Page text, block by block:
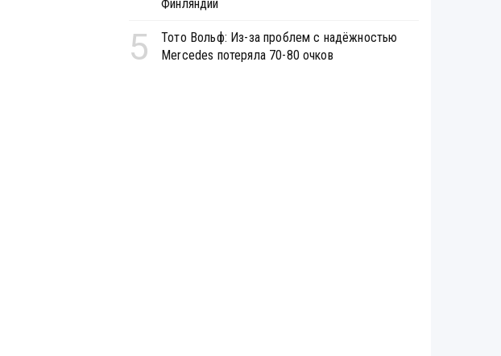
Финляндии
5
Тото Вольф: Из-за проблем с надёжностью
Mercedes потеряла 70-80 очков